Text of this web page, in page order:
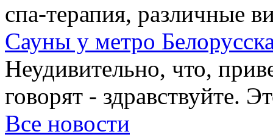
спа-терапия, различные
Сауны у метро
Неудивительно, что,
говорят - здравствуйте.
Все новости